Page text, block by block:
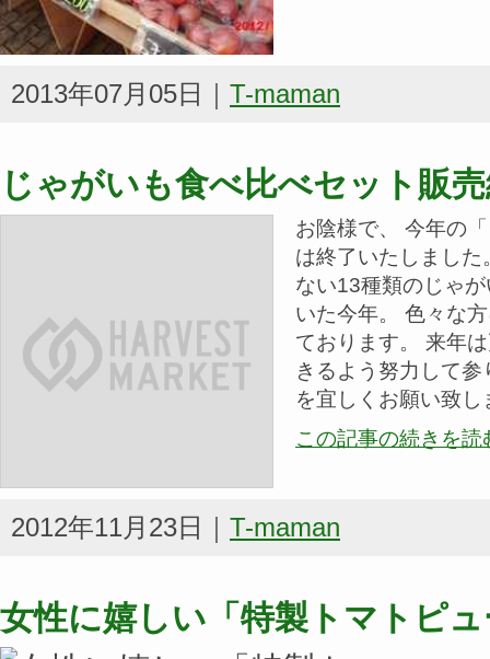
2013年07月05日｜ T-maman
じゃがいも食べ比べセット販
お陰様で、 今年の
は終了いたしまし
ない13種類のじゃ
いた今年。 色々な
ております。 来年
きるよう努力して
を宜しくお願い致し
この記事の続きを読
2012年11月23日｜ T-maman
女性に嬉しい「特製トマトピ